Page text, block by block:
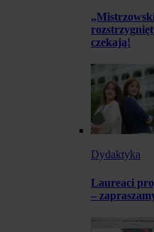
czekają!
Dydaktyka
Laureaci
–